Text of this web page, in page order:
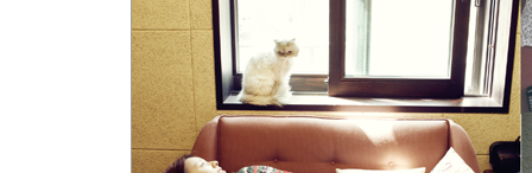
유기견 보호소
힘들어도 별 수 없지
언젠가는
꽃밭에 있다
환영합니다 여러분
그곳에는 사람도 있더라